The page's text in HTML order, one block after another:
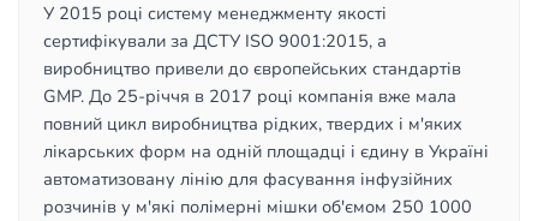
У 2015 році систему менеджменту якості
сертифікували за ДСТУ ISO 9001:2015, а
виробництво привели до європейських стандартів
GMP. До 25-річчя в 2017 році компанія вже мала
повний цикл виробництва рідких, твердих і м'яких
лікарських форм на одній площадці і єдину в Україні
автоматизовану лінію для фасування інфузійних
розчинів у м'які полімерні мішки об'ємом 250 1000